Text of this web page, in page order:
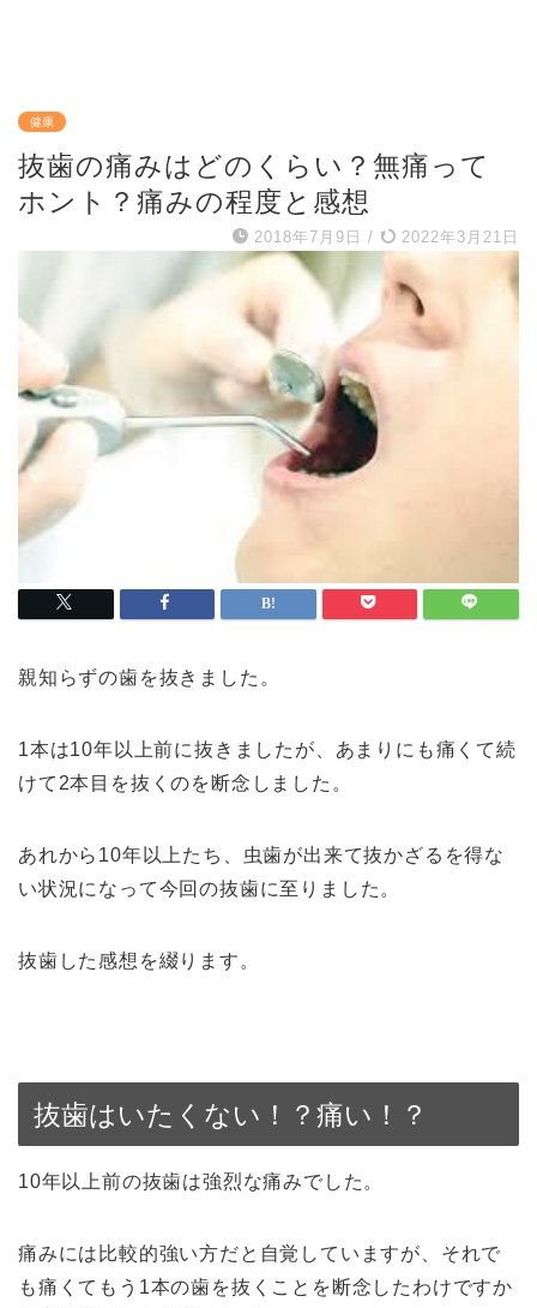
健康
抜歯の痛みはどのくらい？無痛って
ホント？痛みの程度と感想
2018年7月9日 / 2022年3月21日
親知らずの歯を抜きました。
1本は10年以上前に抜きましたが、あまりにも痛くて続
けて2本目を抜くのを断念しました。
あれから10年以上たち、虫歯が出来て抜かざるを得な
い状況になって今回の抜歯に至りました。
抜歯した感想を綴ります。
抜歯はいたくない！？痛い！？
10年以上前の抜歯は強烈な痛みでした。
痛みには比較的強い方だと自覚していますが、それで
も痛くてもう1本の歯を抜くことを断念したわけですか